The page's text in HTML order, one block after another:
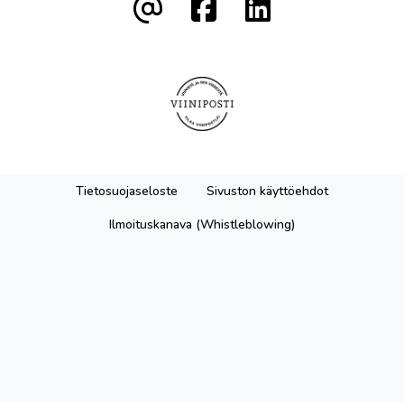
Tietosuojaseloste
Sivuston käyttöehdot
Ilmoituskanava (Whistleblowing)